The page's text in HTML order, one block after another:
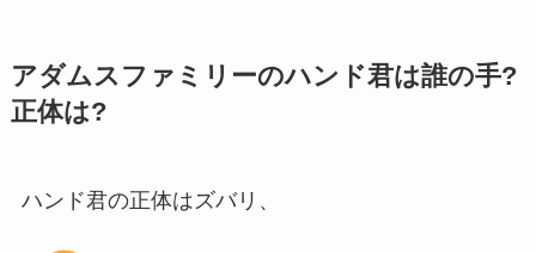
アダムスファミリーのハンド君は誰の手?
正体は?
ハンド君の正体はズバリ、